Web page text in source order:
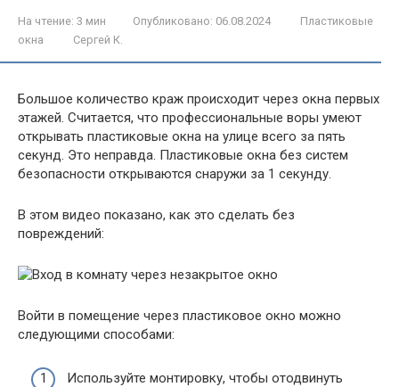
На чтение: 3 мин Опубликовано: 06.08.2024
Пластиковые
окна
Сергей К.
Большое количество краж происходит через окна первых
этажей. Считается, что профессиональные воры умеют
открывать пластиковые окна на улице всего за пять
секунд. Это неправда. Пластиковые окна без систем
безопасности открываются снаружи за 1 секунду.
В этом видео показано, как это сделать без
повреждений:
Войти в помещение через пластиковое окно можно
следующими способами:
Используйте монтировку, чтобы отодвинуть